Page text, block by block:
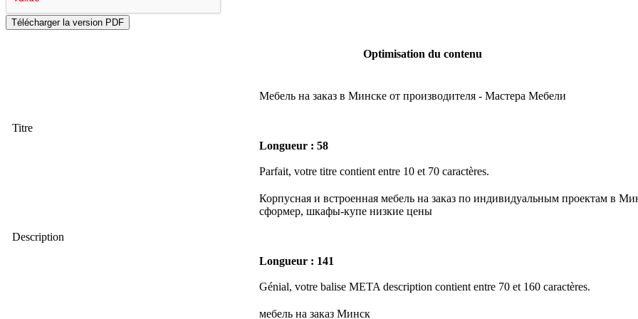
Optimisation du contenu
Titre
Мебель на заказ в Минске от производителя - Мастера Мебели
Longueur : 58
Parfait, votre titre contient entre 10 et 70 caractères.
Description
Корпусная и встроенная мебель на заказ по индивидуальным проектам в
сформер, шкафы-купе низкие цены
Longueur : 141
Génial, votre balise META description contient entre 70 et 160 caractères.
мебель на заказ Минск